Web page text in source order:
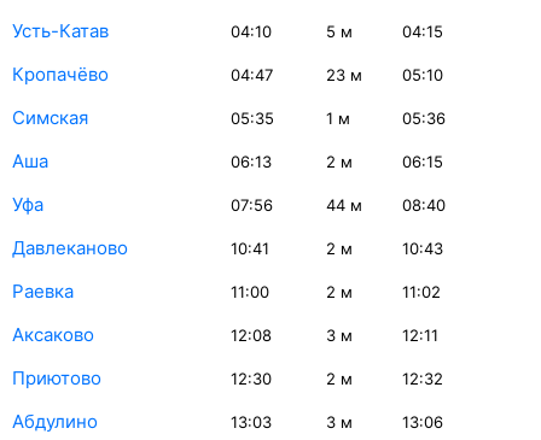
Усть-Катав 04:10 5 м 04:15
Кропачёво 04:47 23 м 05:10
Симская 05:35 1 м 05:36
Аша 06:13 2 м 06:15
Уфа 07:56 44 м 08:40
Давлеканово 10:41 2 м 10:43
Раевка 11:00 2 м 11:02
Аксаково 12:08 3 м 12:11
Приютово 12:30 2 м 12:32
Абдулино 13:03 3 м 13:06